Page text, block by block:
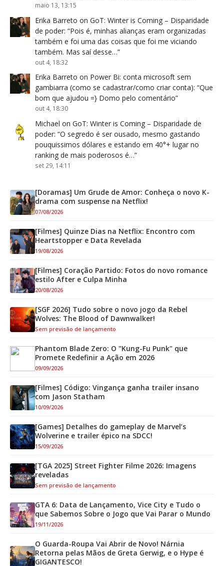
maio 13, 13:15
Erika Barreto on GoT: Winter is Coming – Disparidade
de poder: “Pois é, minhas alianças eram organizadas
também e foi uma das coisas que foi me viciando
também. Mas saí desse…”
out 4, 18:32
Erika Barreto on Power Bi: conta microsoft sem
gambiarra (como se cadastrar/como criar conta): “Que
bom que ajudou =} Domo pelo comentário”
out 4, 18:30
Michael on GoT: Winter is Coming – Disparidade de
poder: “O segredo é ser ousado, mesmo gastando
pouquissimos dólares e estando em 40°+ lugar no
ranking de mais poderosos é…”
set 29, 14:11
[Doramas] Um Grude de Amor: Conheça o novo K-
drama com suspense na Netflix!
07/08/2026
[Filmes] Quinze Dias na Netflix: Encontro com
Heartstopper e Data Revelada
19/08/2026
[Filmes] Coração Partido: Fotos do novo romance
estilo After e Culpa Minha
20/08/2026
[SGF 2026] Tudo sobre o novo jogo da Rebel
Wolves: The Blood of Dawnwalker!
Sem previsão de lançamento
Phantom Blade Zero: O "Kung-Fu Punk" que
Promete Redefinir a Ação em 2026
09/09/2026
[Filmes] Código: Vingança ganha trailer insano
com Jason Statham
10/09/2026
[Games] Detalhes do gameplay de Marvel’s
Wolverine e trailer épico na SDCC!
15/09/2026
[TGA 2025] Street Fighter Filme 2026: Imagens
reveladas
Sem previsão de lançamento
GTA 6: Data de Lançamento, Vice City e Tudo o
que Sabemos Sobre o Jogo que Vai Parar o Mundo
19/11/2026
O Guarda-Roupa Vai Abrir de Novo! Nárnia
Retorna pelas Mãos de Greta Gerwig, e o Hype é
GIGANTESCO!